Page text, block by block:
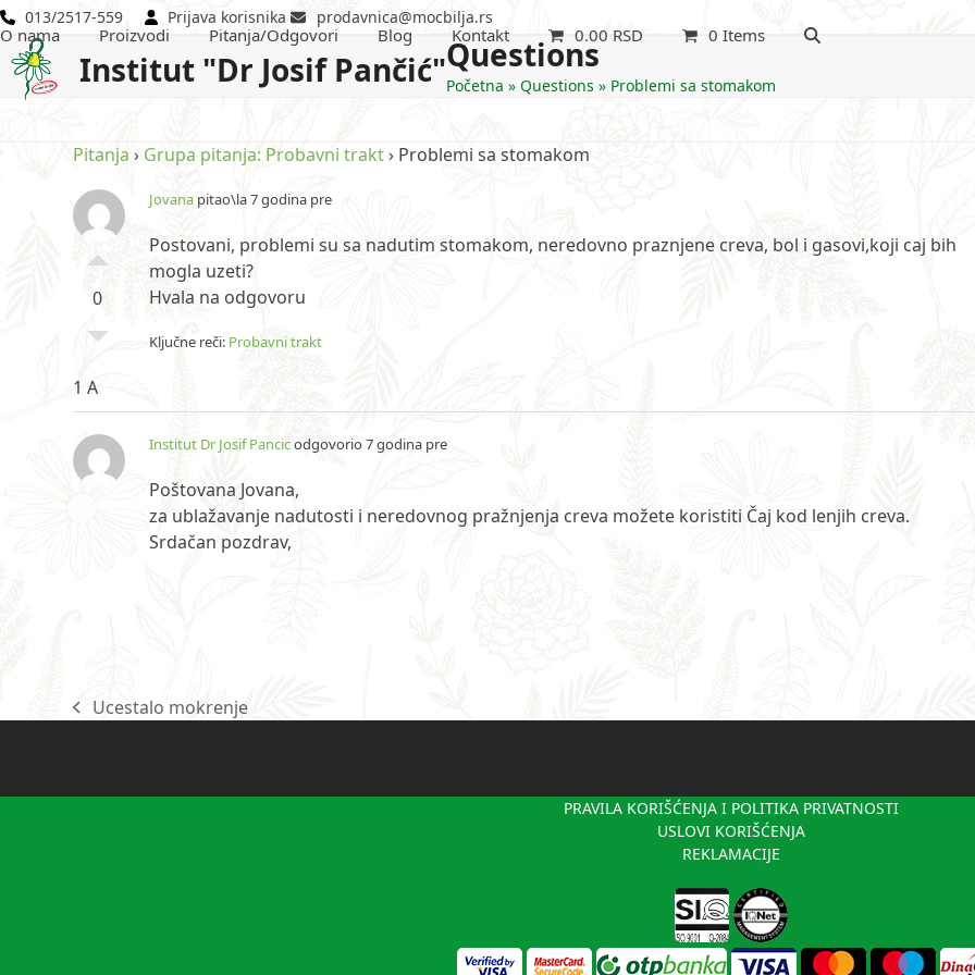
Skip
to
content
013/2517-559 Prijava korisnika prodavnica@mocbilja.rs
Institut "Dr Josif Pančić"
O nama Proizvodi Pitanja/Odgovori Blog Kontakt 0.00 RSD 0 Items
Questions
Početna » Questions » Problemi sa stomakom
Pitanja › Grupa pitanja: Probavni trakt› Problemi sa stomakom
0
Jovana pitao\la 7 godina pre
Postovani, problemi su sa nadutim stomakom, neredovno praznjene creva, bol i gasovi,koji caj bih
mogla uzeti?
Hvala na odgovoru
Ključne reči: Probavni trakt
1 A
Institut Dr Josif Pancicodgovorio 7 godina pre
Poštovana Jovana,
za ublažavanje nadutosti i neredovnog pražnjenja creva možete koristiti Čaj kod lenjih creva.
Srdačan pozdrav,
previous
Ucestalo mokrenje
PRAVILA KORIŠĆENJA I POLITIKA PRIVATNOSTI
USLOVI KORIŠĆENJA
REKLAMACIJE